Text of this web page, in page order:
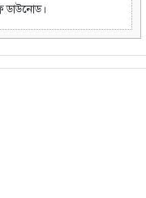
ডাউনোড।